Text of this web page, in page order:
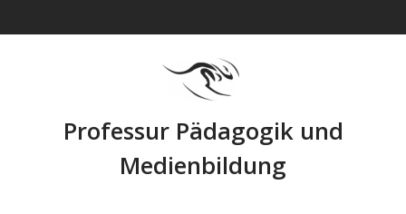
Professur Pädagogik und
Medienbildung